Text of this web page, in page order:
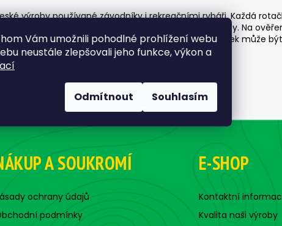
Vám umožnili pohodlné prohlížení webu
neustále zlepšovali jeho funkce, výkon a
Odmítnout Souhlasím
výroby používané závodníky i rekreačními rybáři. Každá
i v těžkých podmínkách a hlavně neskutečně loví ryby. Na
vyzkušujte je a přesvědčte se, že i český výrobek může
A SOUKROMÍ
ochrany údajů
podmínky
E-SHOP
Kontaktní
Kvalita naši výroby